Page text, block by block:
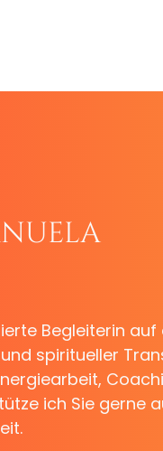
Begleiterin auf
spiritueller
ich Sie gerne